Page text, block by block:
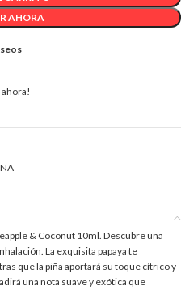
AHORA
& Coconut 10ml. Descubre una
La exquisita papaya te
que la piña aportará su toque cítrico y
una nota suave y exótica que